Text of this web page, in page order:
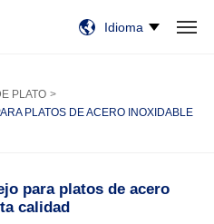
Idioma
PLATO
PLATOS DE ACERO INOXIDABLE
para platos de acero
calidad